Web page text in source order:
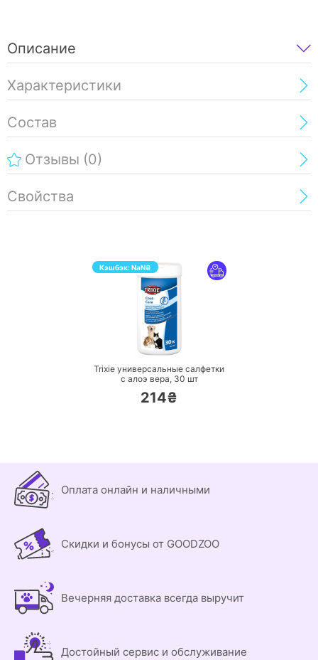
Описание
Характеристики
Состав
Отзывы (0)
Свойства
Кэшбэк:NaN₴
ПЕРЕЙТИ
Trixie универсальные салфетки
с алоэ вера, 30 шт
214₴
Оплата онлайн и наличными
Скидки и бонусы от GOODZOO
Вечерняя доставка всегда выручит
Достойный сервис и обслуживание